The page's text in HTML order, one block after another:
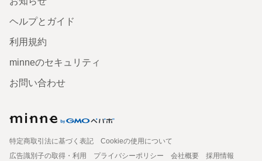
ヘルプとガイド
利用規約
minneのセキュリティ
お問い合わせ
特定商取引法に基づく表記
Cookieの使用について
広告識別子の取得・利用
プライバシーポリシー 会社概要
採用情報